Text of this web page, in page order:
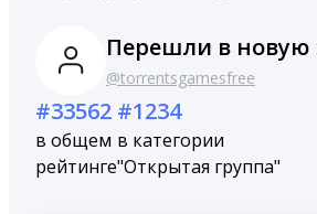
@torrentsgamesfree
#33562
в общем
рейтинге
#1234
в категории
"Открытая группа"